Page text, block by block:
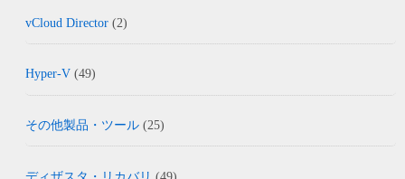
vCloud Director (2)
Hyper-V (49)
その他製品・ツール (25)